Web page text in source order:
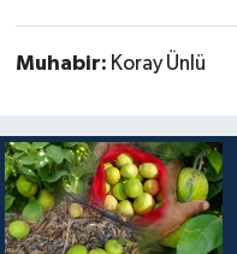
Muhabir: Koray Ünlü